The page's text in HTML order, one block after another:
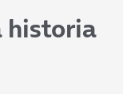
historia